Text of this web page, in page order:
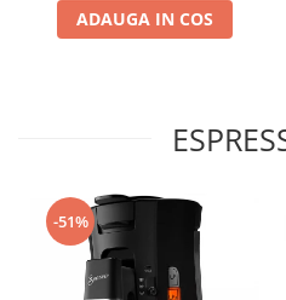
ADAUGA IN COS
-51%